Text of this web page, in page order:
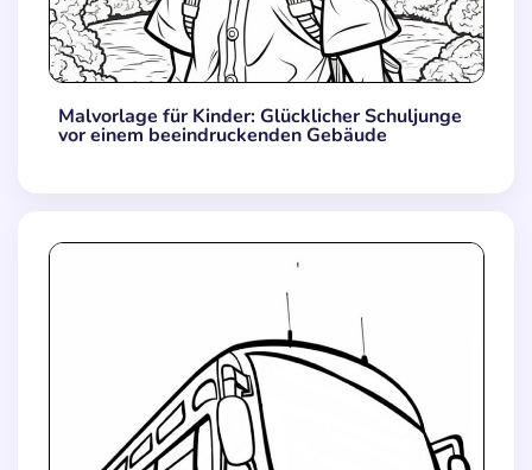
Malvorlage für Kinder: Glücklicher Schuljunge
vor einem beeindruckenden Gebäude